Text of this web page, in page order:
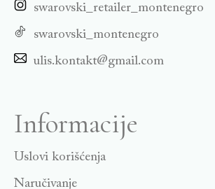
swarovski_retailer_montenegro
swarovski_montenegro
ulis.kontakt@gmail.com
Informacije
Uslovi korišćenja
Naručivanje